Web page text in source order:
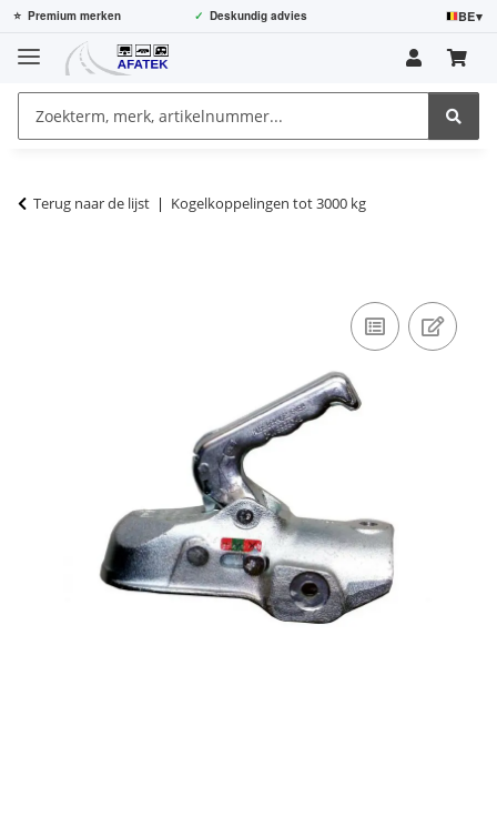
⭐ Premium merken ✓ Deskundig advies BE▾
Terug naar de lijst Kogelkoppelingen tot 3000 kg